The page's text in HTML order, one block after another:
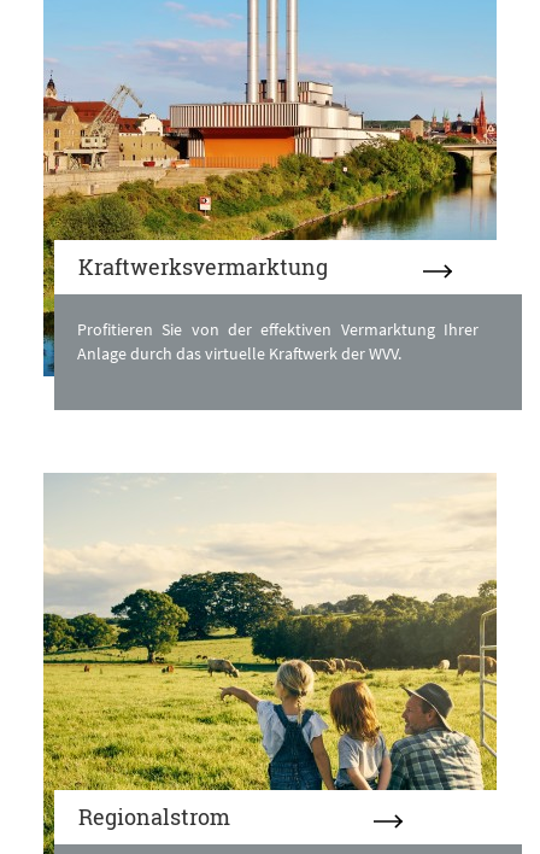
Kraftwerksvermarktung
Profitieren Sie von der effektiven Vermarktung Ihrer
Anlage durch das virtuelle Kraftwerk der WVV.
Regionalstrom